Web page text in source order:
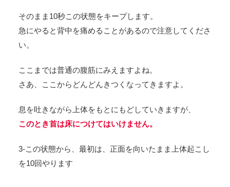
そのまま10秒この状態をキープします。
急にやると背中を痛めることがあるので注意してくださ
い。
ここまでは普通の腹筋にみえますよね。
さあ、ここからどんどんきつくなってきますよ。
息を吐きながら上体をもとにもどしていきますが、
このとき首は床につけてはいけません。
3-この状態から、最初は、正面を向いたまま上体起こし
を10回やります